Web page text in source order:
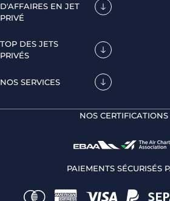
D'AFFAIRES EN JET
PRIVÉ
TOP DES JETS
PRIVÉS
NOS SERVICES
NOS CERTIFICATIONS
PAIEMENTS SÉCURISÉS